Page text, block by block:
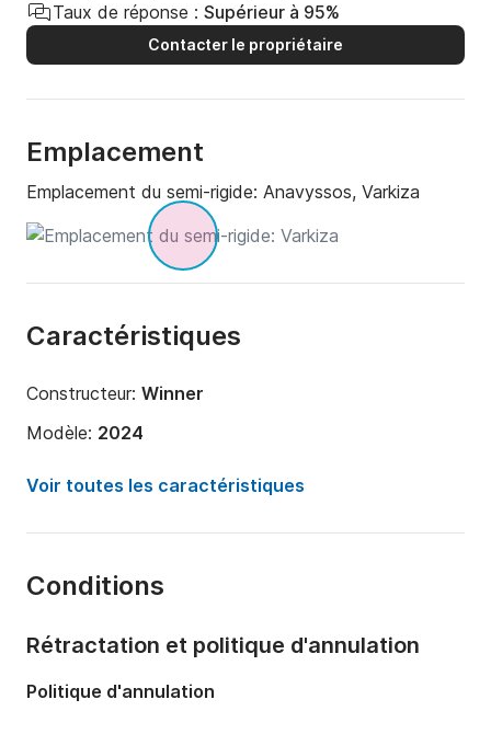
Taux de réponse : Supérieur à 95%
Contacter le propriétaire
Emplacement
Emplacement du semi-rigide: Anavyssos, Varkiza
Caractéristiques
Constructeur: Winner
Modèle: 2024
Puissance moteur:
206cv
Capacité à bord:
Voir toutes les caractéristiques
Conditions
Rétractation et politique d'annulation
Politique d'annulation